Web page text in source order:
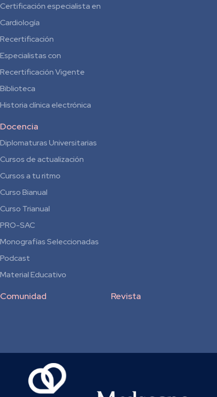
Certificación especialista en
Cardiología
Recertificación
Especialistas con
Recertificación Vigente
Biblioteca
Historia clínica electrónica
Docencia
Diplomaturas Universitarias
Cursos de actualización
Cursos a tu ritmo
Curso Bianual
para
Residentes
Curso Trianual
PRO-SAC
Monografías Seleccionadas
Podcast
Material Educativo
Revista
Comunidad